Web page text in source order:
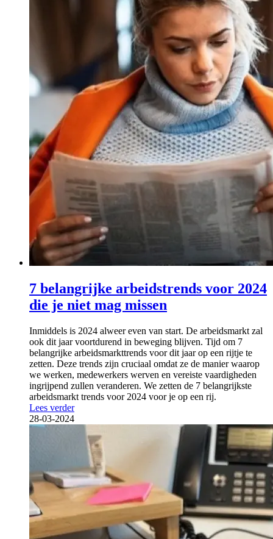
7 belangrijke arbeidstrends voor 2024
die je niet mag missen
Inmiddels is 2024 alweer even van start. De arbeidsmarkt zal
ook dit jaar voortdurend in beweging blijven. Tijd om 7
belangrijke arbeidsmarkttrends voor dit jaar op een rijtje te
zetten. Deze trends zijn cruciaal omdat ze de manier waarop
we werken, medewerkers werven en vereiste vaardigheden
ingrijpend zullen veranderen. We zetten de 7 belangrijkste
arbeidsmarkt trends voor 2024 voor je op een rij.
Lees verder
28-03-2024